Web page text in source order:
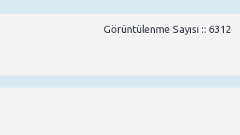
Görüntülenme Sayısı :: 6312